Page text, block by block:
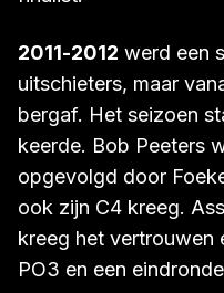
opnieuw een halve
finalist.
2011-2012werd een
uitschieters, maar
bergaf. Het seizoen
keerde. Bob Peeters
opgevolgd door
ook zijn C4 kreeg.